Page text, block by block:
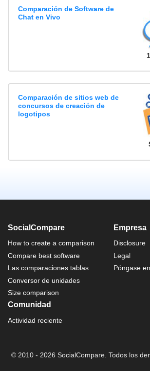
Comparación de Software de
Chat en Vivo
Comparación de sitios web de
concursos de creación de
logotipos
SocialCompare
How to create a comparison
Compare best software
Las comparaciones tablas
Conversor de unidades
Size comparison
Empresa
Disclosure
Legal
Póngase
Comunidad
Actividad reciente
© 2010 - 2026 SocialCompare. Todos los